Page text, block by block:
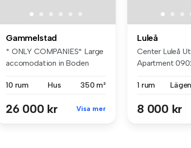
Gammelstad
* ONLY COMPANIES* Large
accomodation in Boden
10 rum
Hus 350 m²
26 000 kr Visa mer
Luleå
Center Luleå
Apartment
1 rum
8 000 kr